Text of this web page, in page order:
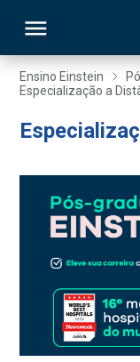
Ensino Einstein
Especialização a